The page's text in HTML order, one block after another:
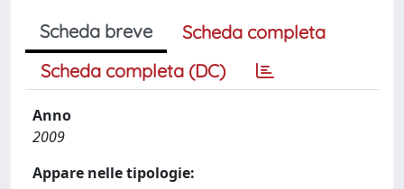
Scheda breve
Scheda completa
Scheda completa (DC)
Anno
2009
Appare nelle tipologie: